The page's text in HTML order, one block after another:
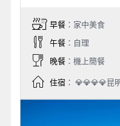
早餐：家中美食
午餐：自理
晚餐：機上簡餐
住宿： 💎💎💎💎昆